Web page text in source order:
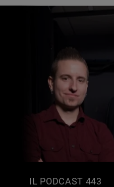
IL PODCAST 443